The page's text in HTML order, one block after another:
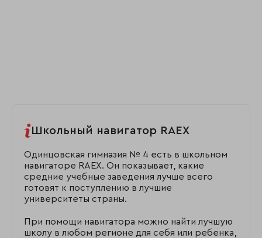
Школьный навигатор RAEX
Одинцовская гимназия № 4 есть в школьном
навигаторе RAEX. Он показывает, какие
средние учебные заведения лучше всего
готовят к поступлению в лучшие
университеты страны.
При помощи навигатора можно найти лучшую
школу в любом регионе для себя или ребёнка,